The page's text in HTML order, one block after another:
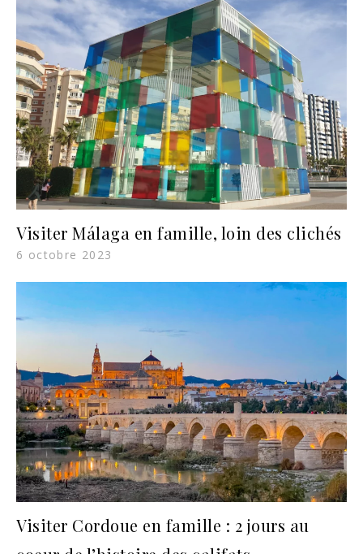
Visiter Málaga en famille, loin des clichés
6 octobre 2023
Visiter Cordoue en famille : 2 jours au